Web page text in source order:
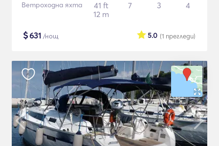
Ветроходна яхта
41 ft
12 m
7 3 4
$631 /нощ (1 прегледи)
5.0